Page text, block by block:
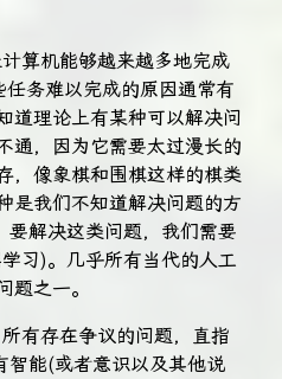
算机能够越来越多地完成
务难以完成的原因通常有
道理论上有某种可以解决问
通，因为它需要太过漫长的
，像象棋和围棋这样的棋类
是我们不知道解决问题的方
解决这类问题，我们需要
习)。几乎所有当代的人工
题之一。
有存在争议的问题，直指
智能(或者意识以及其他说